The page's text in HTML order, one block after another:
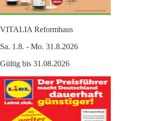
VITALIA Reformhaus
Sa. 1.8. - Mo. 31.8.2026
Gültig bis 31.08.2026